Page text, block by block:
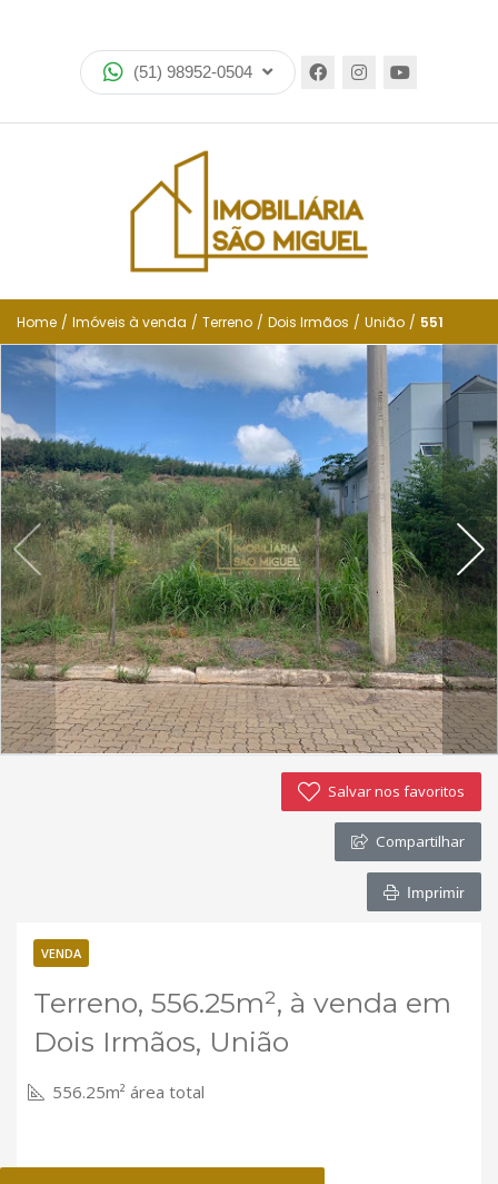
(51) 98952-0504
Imóveis
Encomende seu imóvel
Financiamento
Negocie seu imóvel
Simulador de financiamento
Negocie seu imóvel
Imóveis favoritos
Contato
Home / Imóveis à venda / Terreno / Dois Irmãos / União / 551
Salvar nos favoritos
Compartilhar
Imprimir
VENDA
Terreno, 556.25m², à venda em
Dois Irmãos, União
556.25m² área total